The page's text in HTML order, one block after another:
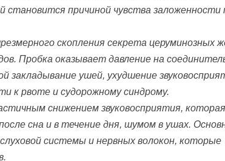
становится причиной чувства заложенности
скопления секрета церуминозных
Пробка оказывает давление на
закладывание ушей, ухудшение
к рвоте и судорожному синдрому.
снижением звуковосприятия, которая
сна и в течение дня, шумом в ушах.
системы и нервных волокон, которые